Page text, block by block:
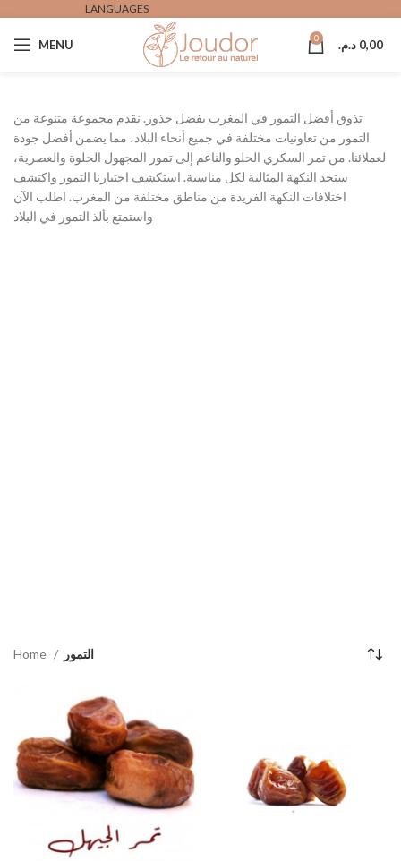
LANGUAGES
MENU 0 0,00 د.م.
تذوق أفضل التمور في المغرب بفضل جذور. نقدم مجموعة متنوعة من
التمور من تعاونيات مختلفة في جميع أنحاء البلاد، مما يضمن أفضل جودة
لعملائنا. من تمر السكري الحلو والناعم إلى تمور المجهول الحلوة والعصرية،
ستجد النكهة المثالية لكل مناسبة. استكشف اختيارنا التمور واكتشف
اختلافات النكهة الفريدة من مناطق مختلفة من المغرب. اطلب الآن
واستمتع بألذ التمور في البلاد
Home التمور